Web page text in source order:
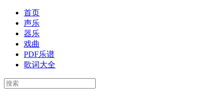
首页
声乐
器乐
戏曲
PDF乐谱
歌词大全